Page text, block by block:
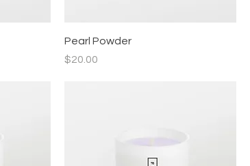
Pearl Powder
價格
$20.00